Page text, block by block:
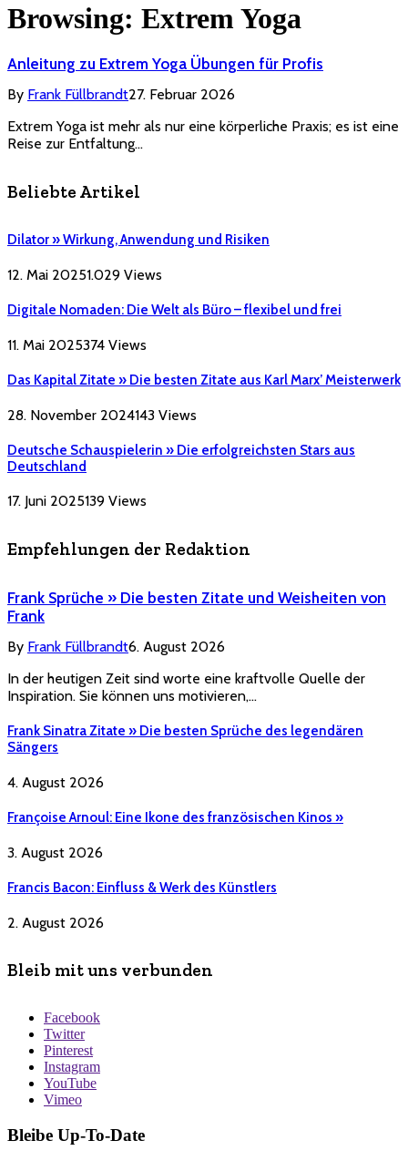
Browsing: Extrem Yoga
Anleitung zu Extrem Yoga Übungen für Profis
By Frank Füllbrandt27. Februar 2026
Extrem Yoga ist mehr als nur eine körperliche Praxis; es ist eine
Reise zur Entfaltung…
Beliebte Artikel
Dilator » Wirkung, Anwendung und Risiken
12. Mai 20251.029 Views
Digitale Nomaden: Die Welt als Büro – flexibel und frei
11. Mai 2025374 Views
Das Kapital Zitate » Die besten Zitate aus Karl Marx’ Meisterwerk
28. November 2024143 Views
Deutsche Schauspielerin » Die erfolgreichsten Stars aus
Deutschland
17. Juni 2025139 Views
Empfehlungen der Redaktion
Frank Sprüche » Die besten Zitate und Weisheiten von
Frank
By Frank Füllbrandt6. August 2026
In der heutigen Zeit sind worte eine kraftvolle Quelle der
Inspiration. Sie können uns motivieren,…
Frank Sinatra Zitate » Die besten Sprüche des legendären
Sängers
4. August 2026
Françoise Arnoul: Eine Ikone des französischen Kinos »
3. August 2026
Francis Bacon: Einfluss & Werk des Künstlers
2. August 2026
Bleib mit uns verbunden
Facebook
Twitter
Pinterest
Instagram
YouTube
Vimeo
Bleibe Up-To-Date